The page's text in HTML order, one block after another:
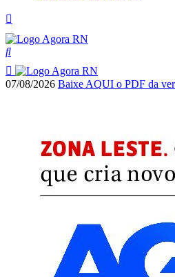
07/08/2026 Baixe AQUI o PDF da